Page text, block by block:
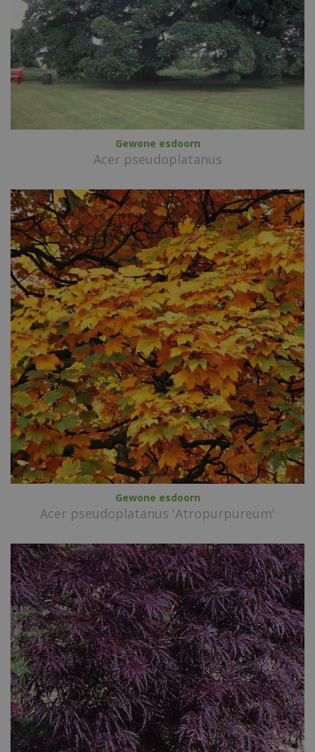
Gewone esdoorn
Acer pseudoplatanus
Gewone esdoorn
Acer pseudoplatanus 'Atropurpureum'